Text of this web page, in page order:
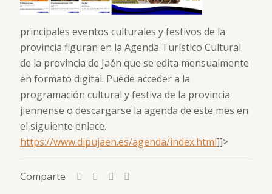
principales eventos culturales y festivos de la
provincia figuran en la Agenda Turístico Cultural
de la provincia de Jaén que se edita mensualmente
en formato digital. Puede acceder a la
programación cultural y festiva de la provincia
jiennense o descargarse la agenda de este mes en
el siguiente enlace.
https://www.dipujaen.es/agenda/index.html]]>
Comparte